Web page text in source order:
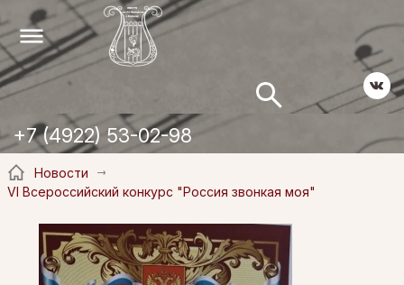
+7 (4922) 53-02-98
Новости
VI Всероссийский конкурс "Россия звонкая моя"